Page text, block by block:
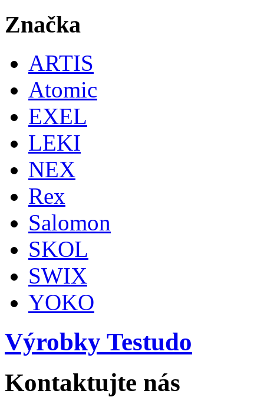
Značka
ARTIS
Atomic
EXEL
LEKI
NEX
Rex
Salomon
SKOL
SWIX
YOKO
Výrobky Testudo
Kontaktujte nás